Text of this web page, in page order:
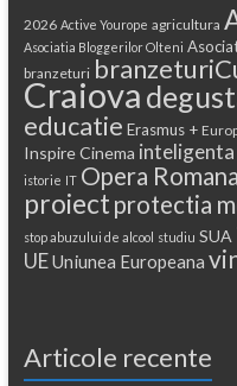
2026 Active Yourope agricultura
Asociatia Bloggerilor Olteni
branzeturi
Craiova
educatie Erasmus +
Inspire Cinema
istorie IT Opera
proiect protectia
stop abuzului de alcool studiu SUA
UEUniunea Europeana
Articole recente